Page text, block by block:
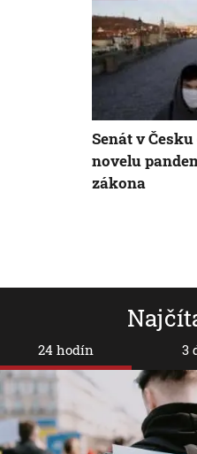
24 hodín 3
Senát v
novelu
zákona